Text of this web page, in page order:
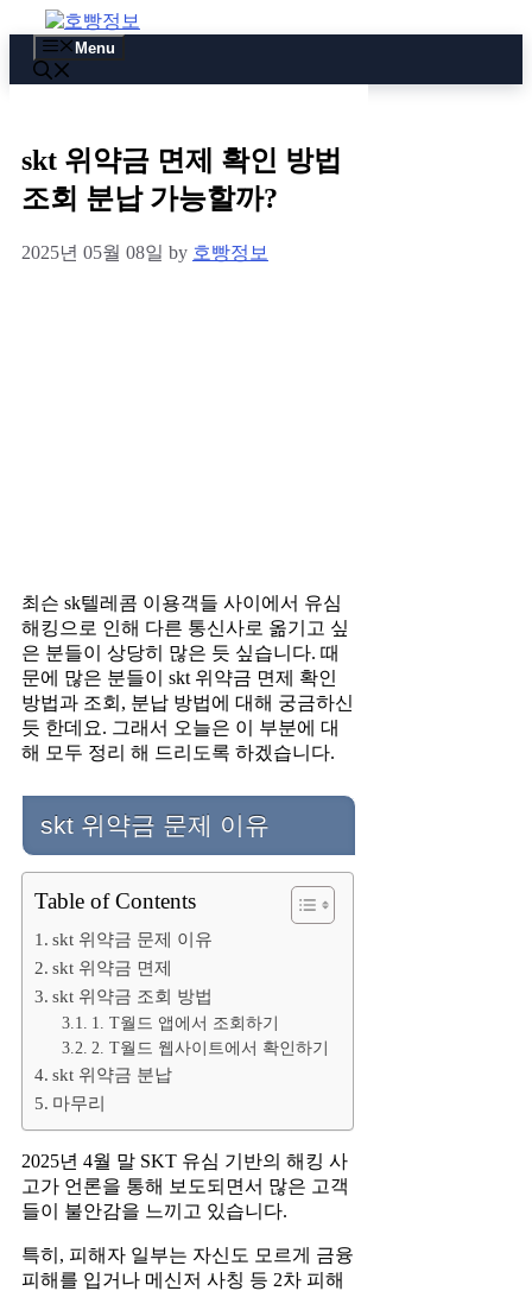
to
content
Menu
skt 위약금 면제 확인 방법
조회 분납 가능할까?
2025년 05월 08일 by 호빵정보
최슨 sk텔레콤 이용객들 사이에서 유심
해킹으로 인해 다른 통신사로 옮기고 싶
은 분들이 상당히 많은 듯 싶습니다. 때
문에 많은 분들이 skt 위약금 면제 확인
방법과 조회, 분납 방법에 대해 궁금하신
듯 한데요. 그래서 오늘은 이 부분에 대
해 모두 정리 해 드리도록 하겠습니다.
skt 위약금 문제 이유
Table of Contents
skt 위약금 문제 이유
skt 위약금 면제
skt 위약금 조회 방법
1. T월드 앱에서 조회하기
2. T월드 웹사이트에서 확인하기
skt 위약금 분납
마무리
2025년 4월 말 SKT 유심 기반의 해킹 사
고가 언론을 통해 보도되면서 많은 고객
들이 불안감을 느끼고 있습니다.
특히, 피해자 일부는 자신도 모르게 금융
피해를 입거나 메신저 사칭 등 2차 피해